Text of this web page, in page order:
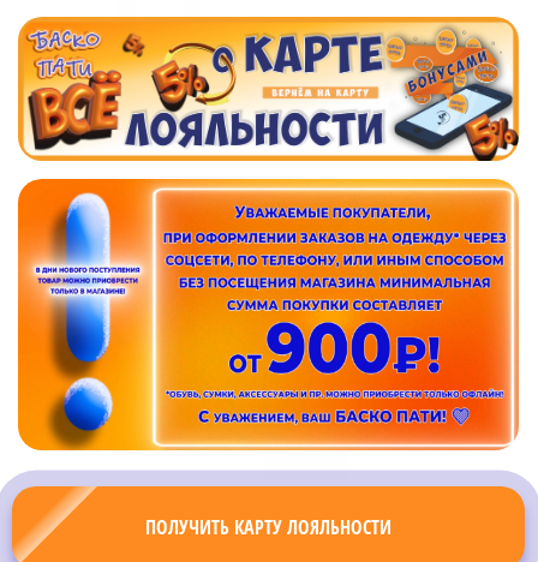
ПОЛУЧИТЬ КАРТУ ЛОЯЛЬНОСТИ